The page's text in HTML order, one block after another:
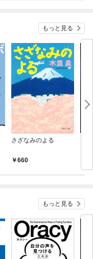
もっと見る
さざなみのよる
660
もっと見る